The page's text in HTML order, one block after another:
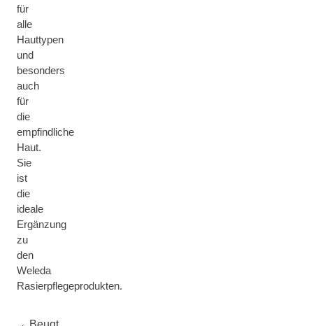
für
alle
Hauttypen
und
besonders
auch
für
die
empfindliche
Haut.
Sie
ist
die
ideale
Ergänzung
zu
den
Weleda
Rasierpflegeprodukten.